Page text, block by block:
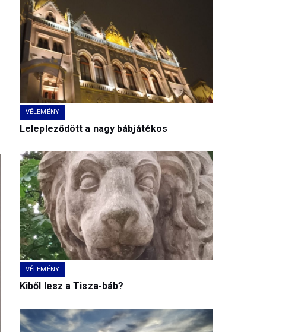
Megosztás
VÉLEMÉNY
Lelepleződött a nagy bábjátékos
VÉLEMÉNY
Kiből lesz a Tisza-báb?